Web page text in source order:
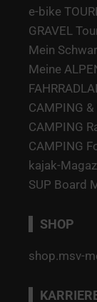
e-bike
GRAVEL
Mein
Meine
CAMPING &
CAMPING
CAMPING
kajak-
SUP Board
SHOP
shop.msv-